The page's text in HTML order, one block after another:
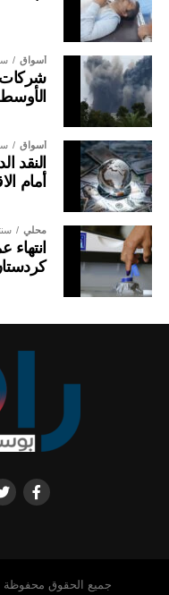
أسواق
شركات
الأوسط
أسواق
النقد
أمام
محلي
جميع الحقوق محفوظة